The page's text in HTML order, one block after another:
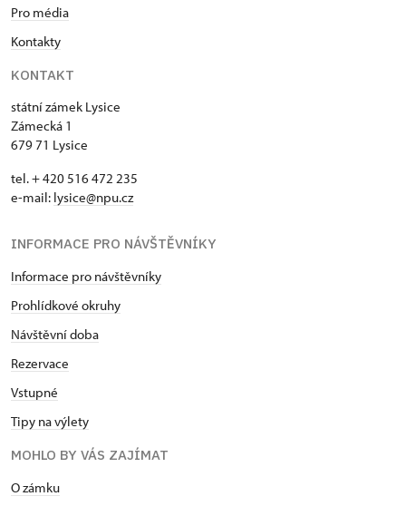
Pro média
Kontakty
KONTAKT
státní zámek Lysice
Zámecká 1
679 71 Lysice
tel. + 420 516 472 235
e-mail: ​lysice@npu.cz
INFORMACE PRO NÁVŠTĚVNÍKY
Informace pro návštěvníky
Prohlídkové okruhy
Návštěvní doba
Rezervace
Vstupné
Tipy na výlety
MOHLO BY VÁS ZAJÍMAT
O zámku